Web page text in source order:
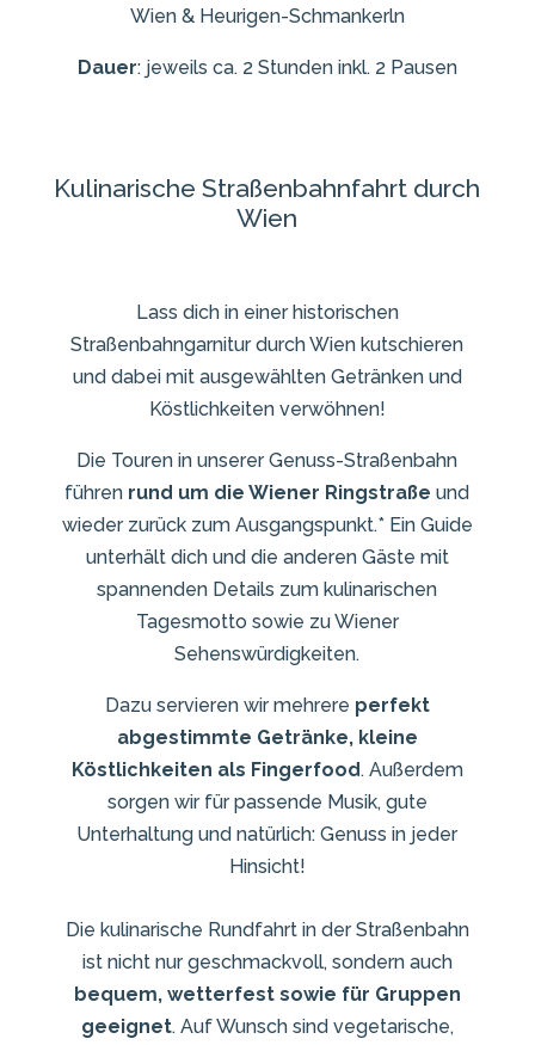
Wien & Heurigen-Schmankerln
Dauer: jeweils ca. 2 Stunden inkl. 2 Pausen
Kulinarische Straßenbahnfahrt durch
Wien
Lass dich in einer historischen
Straßenbahngarnitur durch Wien kutschieren
und dabei mit ausgewählten Getränken und
Köstlichkeiten verwöhnen!
Die Touren in unserer Genuss-Straßenbahn
führen rund um die Wiener Ringstraße und
wieder zurück zum Ausgangspunkt.* Ein Guide
unterhält dich und die anderen Gäste mit
spannenden Details zum kulinarischen
Tagesmotto sowie zu Wiener
Sehenswürdigkeiten.
Dazu servieren wir mehrere perfekt
abgestimmte Getränke, kleine
Köstlichkeiten als Fingerfood. Außerdem
sorgen wir für passende Musik, gute
Unterhaltung und natürlich: Genuss in jeder
Hinsicht!
Die kulinarische Rundfahrt in der Straßenbahn
ist nicht nur geschmackvoll, sondern auch
bequem, wetterfest sowie für Gruppen
geeignet. Auf Wunsch sind vegetarische,